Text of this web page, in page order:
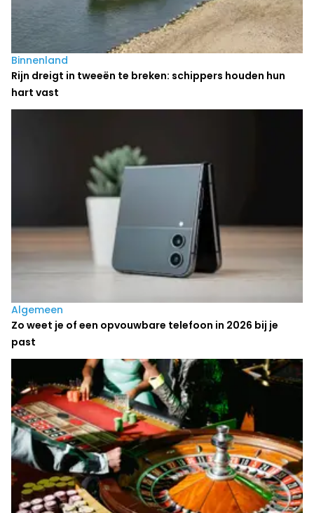
Binnenland
Rijn dreigt in tweeën te breken: schippers houden hun
hart vast
Algemeen
Zo weet je of een opvouwbare telefoon in 2026 bij je
past